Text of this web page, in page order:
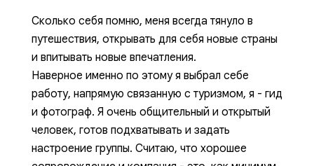
Сколько себя помню, меня всегда тянуло в
путешествия, открывать для себя новые страны
и впитывать новые впечатления.
Наверное именно по этому я выбрал себе
работу, напрямую связанную с туризмом, я - гид
и фотограф. Я очень общительный и открытый
человек, готов подхватывать и задать
настроение группы. Считаю, что хорошее